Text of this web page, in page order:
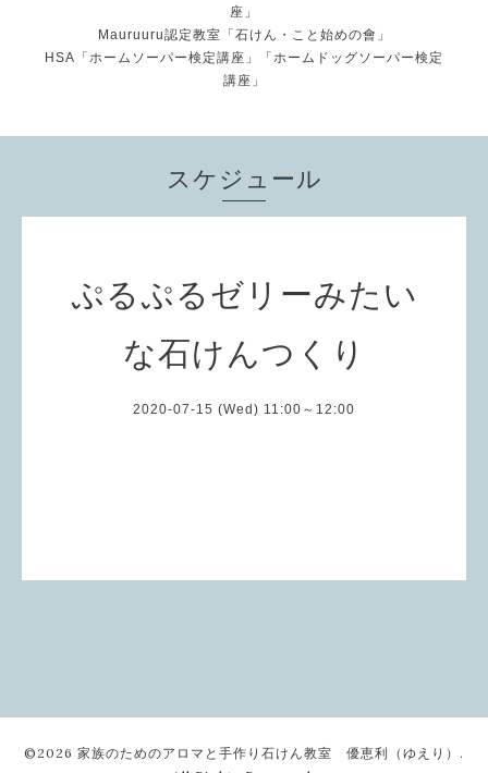
座」
Mauruuru認定教室「石けん・こと始めの會」
HSA「ホームソーパー検定講座」「ホームドッグソーパー検定
講座」
スケジュール
ぷるぷるゼリーみたい
な石けんつくり
2020-07-15 (Wed) 11:00～12:00
©2026 家族のためのアロマと手作り石けん教室 優恵利（ゆえり） .